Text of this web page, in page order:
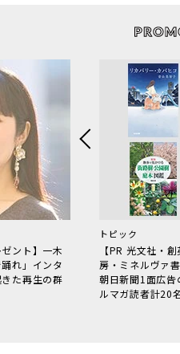
ント】一木
れ」インタ
た再生の群
トピック
【PR 光文社・
房・ミネルヴァ
朝日新聞1面広告
ルマガ読者計20